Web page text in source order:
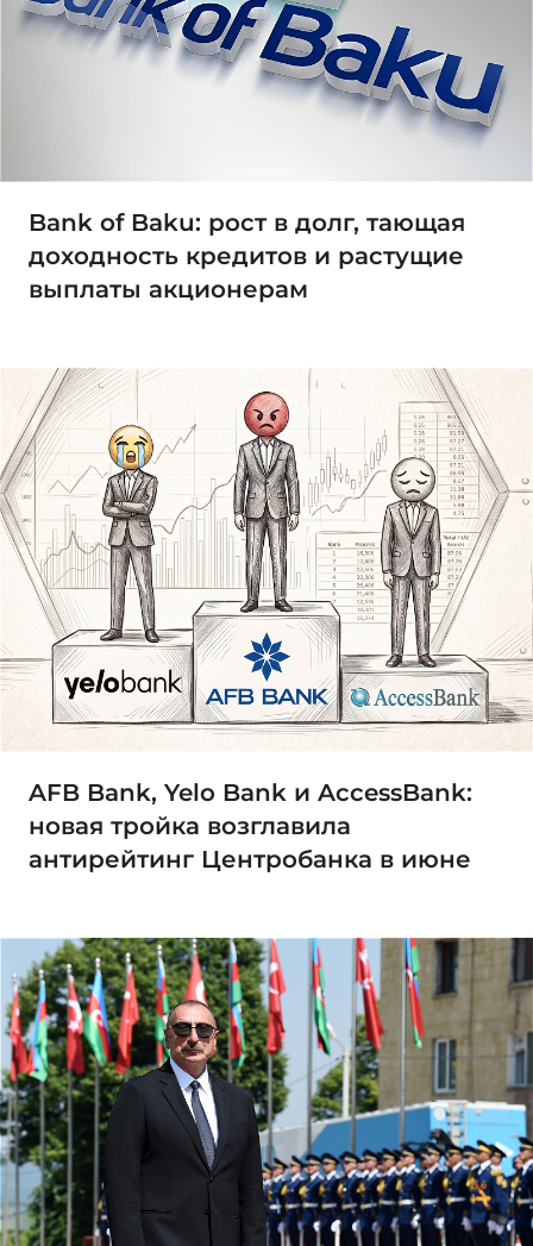
Bank of Baku: рост в долг, тающая
доходность кредитов и растущие
выплаты акционерам
AFB Bank, Yelo Bank и AccessBank:
новая тройка возглавила
антирейтинг Центробанка в июне